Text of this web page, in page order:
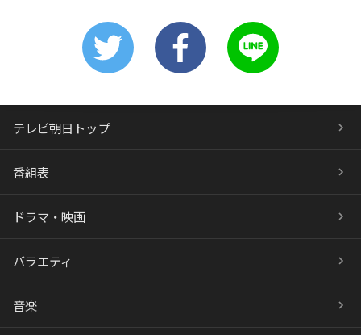
テレビ朝日トップ
番組表
ドラマ・映画
バラエティ
音楽